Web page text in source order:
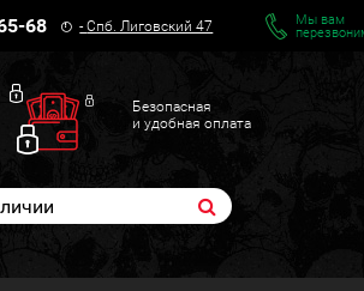
68 -Спб. Лиговский 47
Мы вам
Безопасная
и удобная оплата